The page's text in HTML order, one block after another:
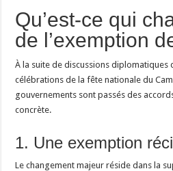
Qu’est-ce qui
de l’exemption
À la suite de discussions diplomatiques
célébrations de la fête nationale du
gouvernements sont passés des
concrète.
1. Une exemption
Le changement majeur réside dans la